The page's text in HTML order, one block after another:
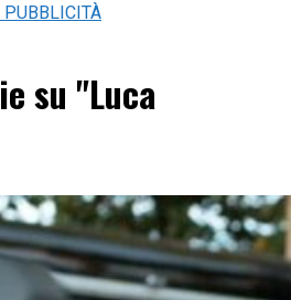
PUBBLICITÀ
su "Luca